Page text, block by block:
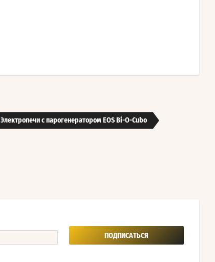
Электропечи с парогенератором EOS Bi-O-Cubo
ПОДПИСАТЬСЯ